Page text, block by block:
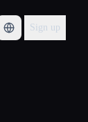
Sign up